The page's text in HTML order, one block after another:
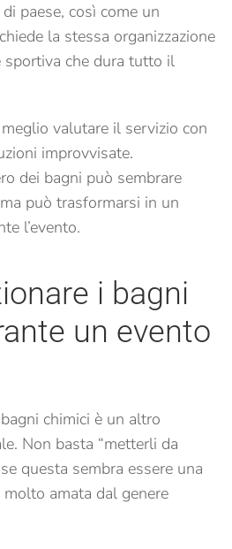
paese, così come un
la stessa organizzazione
sportiva che dura tutto il
valutare il servizio con
improvvisate.
dei bagni può sembrare
può trasformarsi in un
l’evento.
i bagni
un evento
chimici è un altro
Non basta “metterli da
questa sembra essere una
amata dal genere